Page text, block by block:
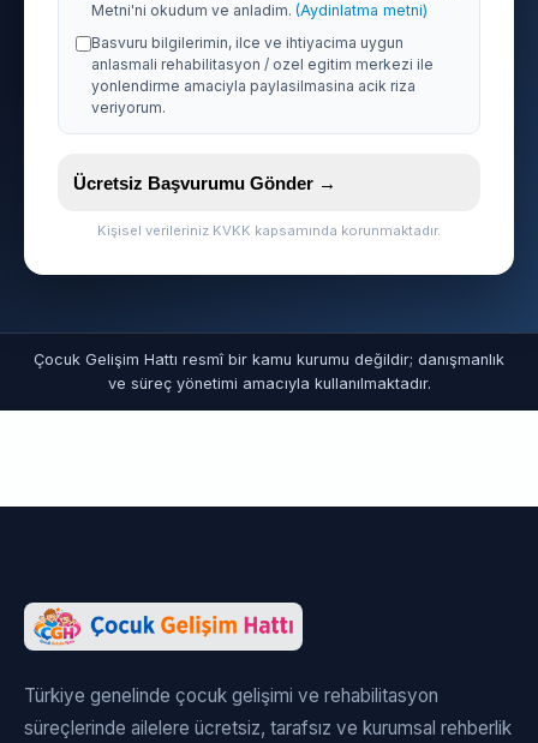
Metni'ni okudum ve anladim. (Aydinlatma metni)
Basvuru bilgilerimin, ilce ve ihtiyacima uygun
anlasmali rehabilitasyon / ozel egitim merkezi ile
yonlendirme amaciyla paylasilmasina acik riza
veriyorum.
Ücretsiz Başvurumu Gönder →
Kişisel verileriniz KVKK kapsamında korunmaktadır.
Çocuk Gelişim Hattı resmî bir kamu kurumu değildir; danışmanlık
ve süreç yönetimi amacıyla kullanılmaktadır.
Türkiye genelinde çocuk gelişimi ve rehabilitasyon
süreçlerinde ailelere ücretsiz, tarafsız ve kurumsal rehberlik